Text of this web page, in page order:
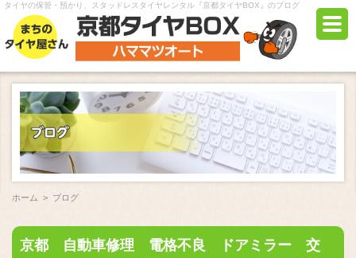
タイヤの保管・預かり、スタッドレスタイヤレンタル『京都タイヤBOX』のブログ
ホーム > ブログ
京都 自動車修理 電格不良 ドアミラー 交